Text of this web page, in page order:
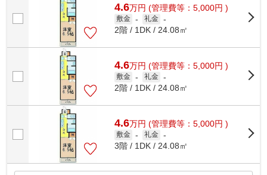
4.6万円 (管理費等：5,000円 )
敷金 - 礼金 -
2階 / 1DK / 24.08㎡
4.6万円 (管理費等：5,000円 )
敷金 - 礼金 -
2階 / 1DK / 24.08㎡
4.6万円 (管理費等：5,000円 )
敷金 - 礼金 -
3階 / 1DK / 24.08㎡